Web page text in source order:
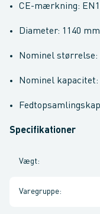
CE-mærkning:
Diameter: 1140
Nominel størrelse:
Nominel kapacitet:
Specifikationer
Vægt:
Varegruppe: